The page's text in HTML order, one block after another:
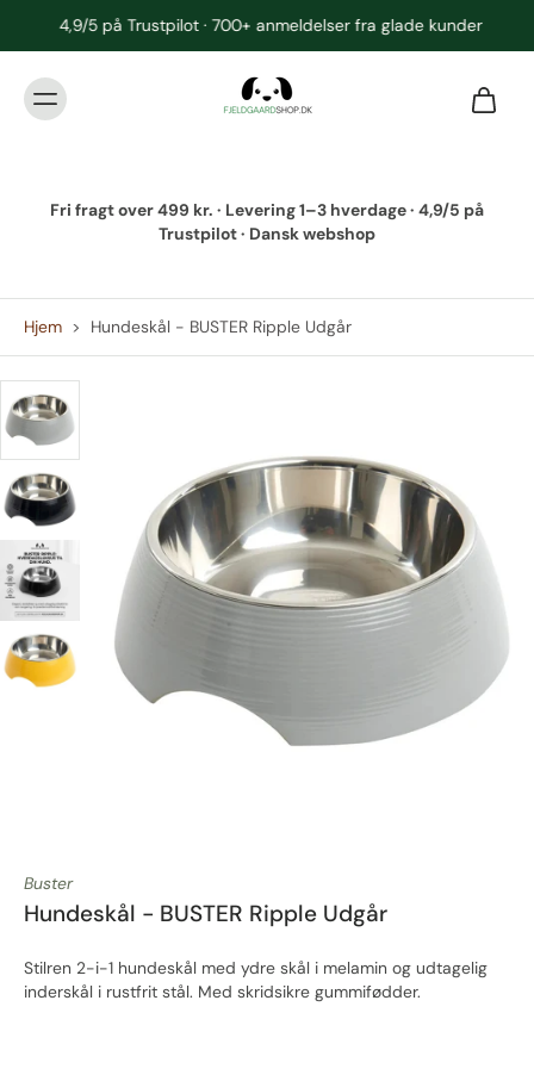
4,9/5 på Trustpilot · 700+ anmeldelser fra glade kunder
Fri fragt over 499 kr. · Levering 1–3 hverdage · 4,9/5 på
Trustpilot · Dansk webshop
Hjem > Hundeskål - BUSTER Ripple Udgår
Buster
Hundeskål - BUSTER Ripple Udgår
Stilren 2-i-1 hundeskål med ydre skål i melamin og udtagelig
inderskål i rustfrit stål. Med skridsikre gummifødder.